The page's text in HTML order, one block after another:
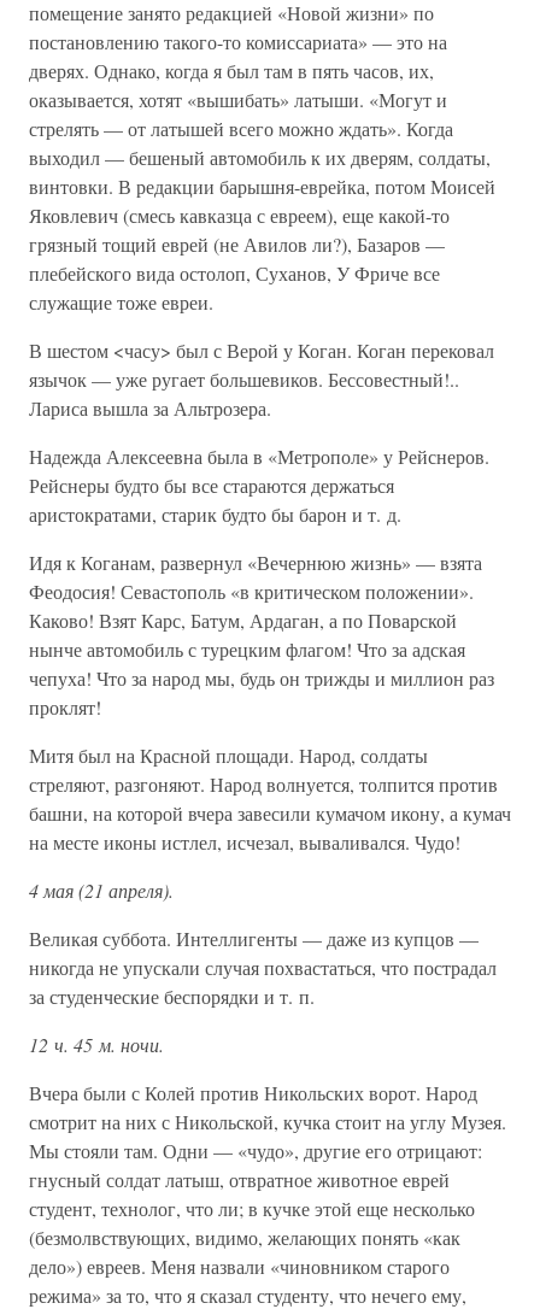
помещение занято редакцией «Новой жизни» по
постановлению такого-то комиссариата» — это на
дверях. Однако, когда я был там в пять часов, их,
оказывается, хотят «вышибать» латыши. «Могут и
стрелять — от латышей всего можно ждать». Когда
выходил — бешеный автомобиль к их дверям, солдаты,
винтовки. В редакции барышня-еврейка, потом Моисей
Яковлевич (смесь кавказца с евреем), еще какой-то
грязный тощий еврей (не Авилов ли?), Базаров —
плебейского вида остолоп, Суханов, У Фриче все
служащие тоже евреи.
В шестом <часу> был с Верой у Коган. Коган перековал
язычок — уже ругает большевиков. Бессовестный!..
Лариса вышла за Альтрозера.
Надежда Алексеевна была в «Метрополе» у Рейснеров.
Рейснеры будто бы все стараются держаться
аристократами, старик будто бы барон и т. д.
Идя к Коганам, развернул «Вечернюю жизнь» — взята
Феодосия! Севастополь «в критическом положении».
Каково! Взят Карс, Батум, Ардаган, а по Поварской
нынче автомобиль с турецким флагом! Что за адская
чепуха! Что за народ мы, будь он трижды и миллион раз
проклят!
Митя был на Красной площади. Народ, солдаты
стреляют, разгоняют. Народ волнуется, толпится против
башни, на которой вчера завесили кумачом икону, а кумач
на месте иконы истлел, исчезал, вываливался. Чудо!
4 мая (21 апреля).
Великая суббота. Интеллигенты — даже из купцов —
никогда не упускали случая похвастаться, что пострадал
за студенческие беспорядки и т. п.
12 ч. 45 м. ночи.
Вчера были с Колей против Никольских ворот. Народ
смотрит на них с Никольской, кучка стоит на углу Музея.
Мы стояли там. Одни — «чудо», другие его отрицают:
гнусный солдат латыш, отвратное животное еврей
студент, технолог, что ли; в кучке этой еще несколько
(безмолвствующих, видимо, желающих понять «как
дело») евреев. Меня назвали «чиновником старого
режима» за то, что я сказал студенту, что нечего ему,